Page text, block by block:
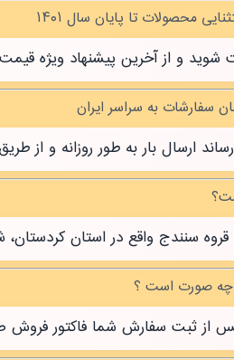
محصولات تا پایان سال ۱۴۰۱
شوید و از آخرین پیشنهاد ویژه
سفارشات به سراسر ایران
ارسال بار به طور روزانه و از
سنندج واقع در استان
چه صورت است ؟
از ثبت سفارش شما فاکتور فروش